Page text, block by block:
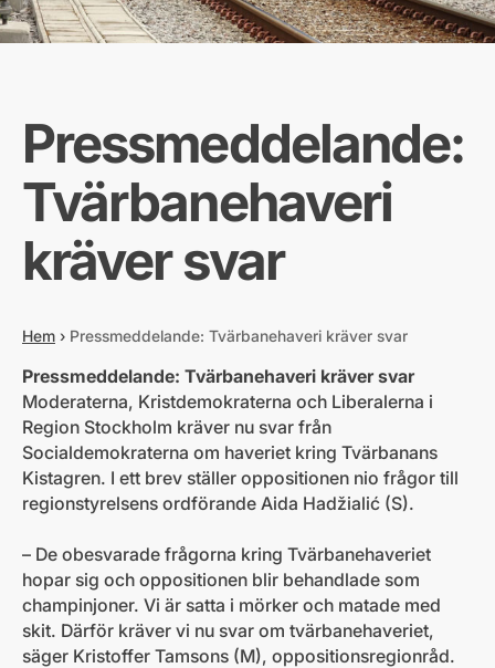
Pressmeddelande:
Tvärbanehaveri
kräver svar
Hem › Pressmeddelande: Tvärbanehaveri kräver svar
Pressmeddelande: Tvärbanehaveri kräver svar
Moderaterna, Kristdemokraterna och Liberalerna i
Region Stockholm kräver nu svar från
Socialdemokraterna om haveriet kring Tvärbanans
Kistagren. I ett brev ställer oppositionen nio frågor till
regionstyrelsens ordförande Aida Hadžialić (S).
– De obesvarade frågorna kring Tvärbanehaveriet
hopar sig och oppositionen blir behandlade som
champinjoner. Vi är satta i mörker och matade med
skit. Därför kräver vi nu svar om tvärbanehaveriet,
säger Kristoffer Tamsons (M), oppositionsregionråd.